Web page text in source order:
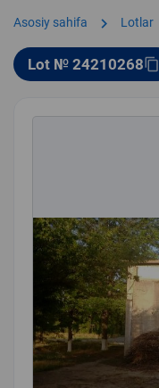
Asosiy sahifa chevron_right Lotlar
Lot № 24210268content_copy